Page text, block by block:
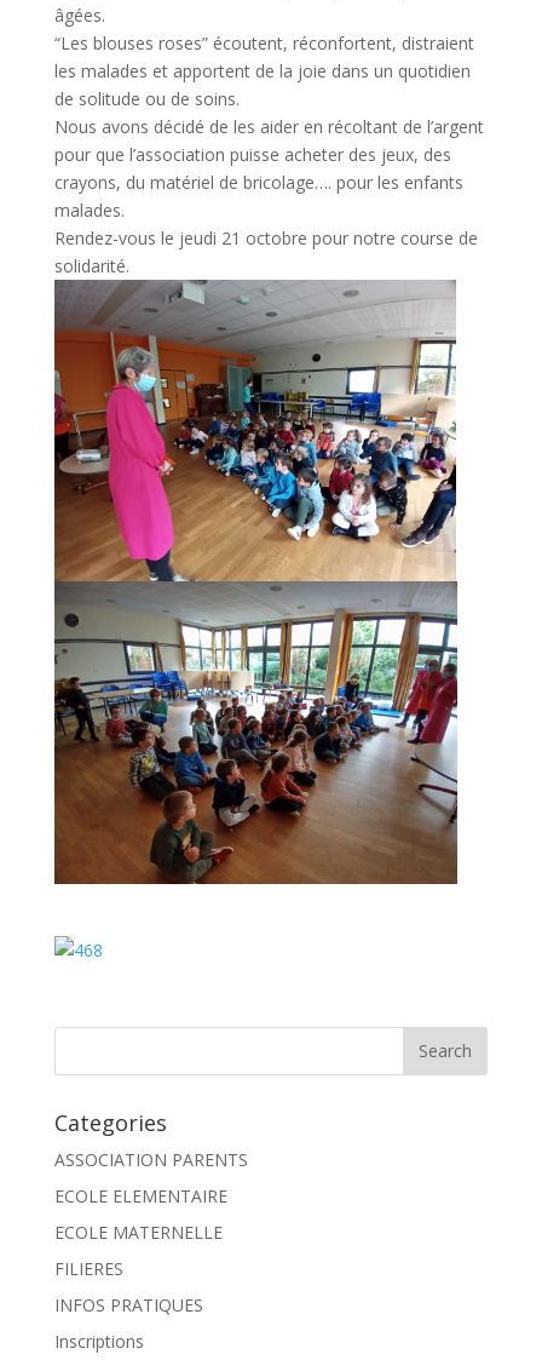
âgées.
“Les blouses roses” écoutent, réconfortent, distraient
les malades et apportent de la joie dans un quotidien
de solitude ou de soins.
Nous avons décidé de les aider en récoltant de l’argent
pour que l’association puisse acheter des jeux, des
crayons, du matériel de bricolage…. pour les enfants
malades.
Rendez-vous le jeudi 21 octobre pour notre course de
solidarité.
Categories
ASSOCIATION PARENTS
ECOLE ELEMENTAIRE
ECOLE MATERNELLE
FILIERES
INFOS PRATIQUES
Inscriptions